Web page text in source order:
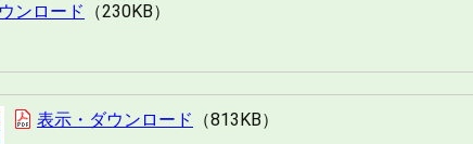
ンロード 230KB
表示・ダウンロード 813KB